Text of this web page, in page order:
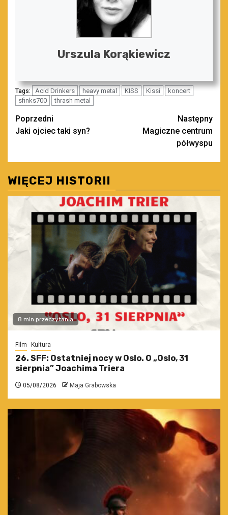
Urszula Korąkiewicz
Tags: Acid Drinkers heavy metal KISS Kissi
koncert
sfinks700
thrash metal
Zobacz
wpisy
Poprzedni
Jaki ojciec taki syn?
Następny
Magiczne centrum
półwyspu
WIĘCEJ HISTORII
8 min przeczytania
Film Kultura
26. SFF: Ostatniej nocy w Oslo. O „Oslo, 31
sierpnia” Joachima Triera
05/08/2026 Maja Grabowska